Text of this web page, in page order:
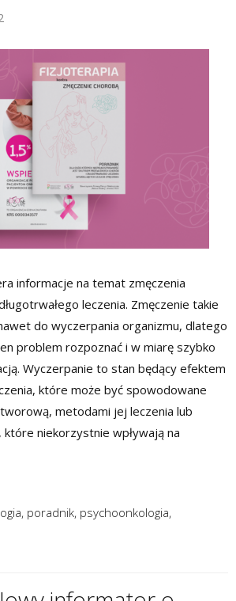
informacje na temat zmęczenia
leczenia. Zmęczenie takie
do wyczerpania organizmu, dlatego
problem rozpoznać i w miarę szybko
Wyczerpanie to stan będący efektem
które może być spowodowane
metodami jej leczenia lub
które niekorzystnie wpływają na
, poradnik, psychoonkologia,